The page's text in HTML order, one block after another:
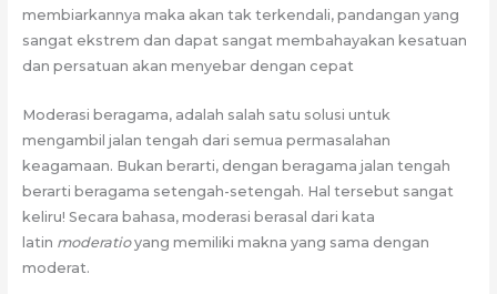
membiarkannya maka akan tak terkendali, pandangan yang
sangat ekstrem dan dapat sangat membahayakan kesatuan
dan persatuan akan menyebar dengan cepat
Moderasi beragama, adalah salah satu solusi untuk
mengambil jalan tengah dari semua permasalahan
keagamaan. Bukan berarti, dengan beragama jalan tengah
berarti beragama setengah-setengah. Hal tersebut sangat
keliru! Secara bahasa, moderasi berasal dari kata
latin moderatioyang memiliki makna yang sama dengan
moderat.